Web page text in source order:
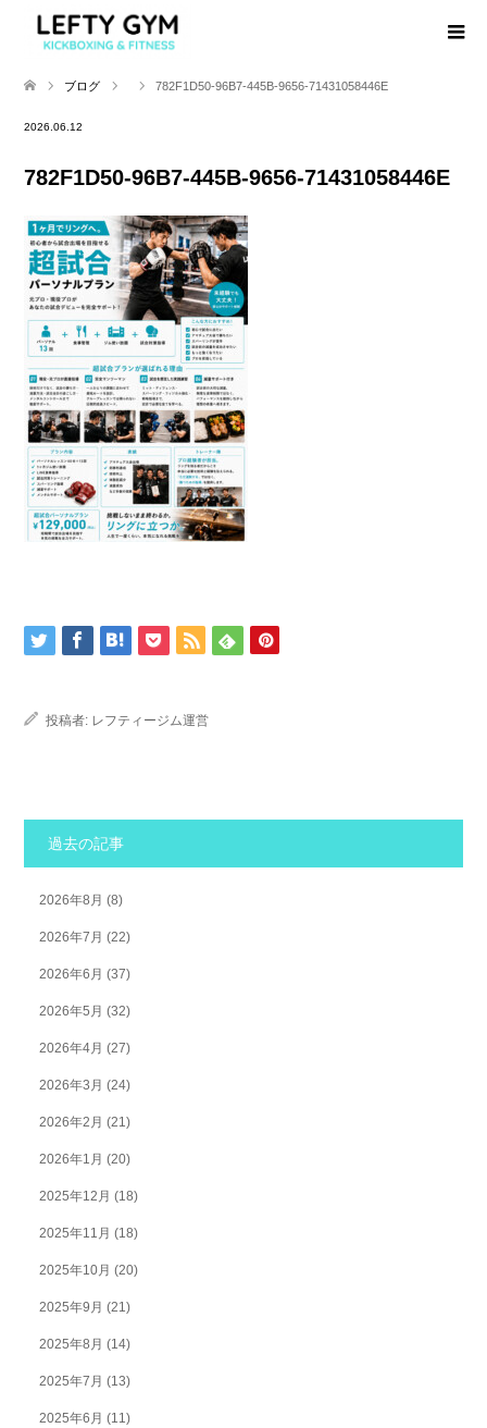
ブログ 782F1D50-96B7-445B-9656-71431058446E
2026.06.12
782F1D50-96B7-445B-9656-71431058446E
投稿者: レフティージム運営
過去の記事
2026年8月 (8)
2026年7月 (22)
2026年6月 (37)
2026年5月 (32)
2026年4月 (27)
2026年3月 (24)
2026年2月 (21)
2026年1月 (20)
2025年12月 (18)
2025年11月 (18)
2025年10月 (20)
2025年9月 (21)
2025年8月 (14)
2025年7月 (13)
2025年6月 (11)